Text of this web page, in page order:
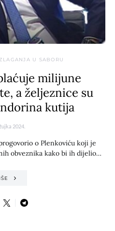
U SABORU
milijune
a željeznice su
kutija
2024.
o Plenkoviću koji je
obveznika kako bi ih dijelio…